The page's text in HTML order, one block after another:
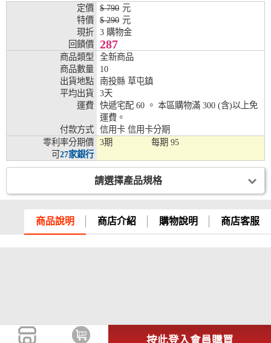
定價
$ 790 元
特價
$ 290 元
現折
3 購物金
回饋價
287
商品類型
全新商品
商品數量
10
出貨地點
南投縣 草屯鎮
平均出貨
3天
運費
快遞宅配 60 。 本區購物滿 300 (含)以上免
運費。
付款方式
信用卡 信用卡分期
零利率分期價
可27家銀行
3期 每期 95
請選擇產品規格
商品說明 商店介紹 購物說明 商店客服
按此登入會員購買
彰化銀行、上海銀行、富邦銀行、國泰世華、
台灣企銀、台中銀行、匯豐銀行、華泰銀行、
臺灣新光銀行、陽信銀行、聯邦銀行、遠東商
銀、元大銀行、永豐銀行、玉山銀行、凱基銀
行、星展銀行、台新銀行、安泰銀行、中國信
託、台灣樂天、三信商銀
兆豐銀行、合作金庫、第一銀行、華南銀行、
彰化銀行、上海銀行、富邦銀行、國泰世華、
台灣企銀、台中銀行、匯豐銀行、華泰銀行、
臺灣新光銀行、陽信銀行、聯邦銀行、遠東商
銀、元大銀行、永豐銀行、玉山銀行、凱基銀
行、星展銀行、台新銀行、安泰銀行、中國信
託、台灣樂天、三信商銀
兆豐銀行、合作金庫、第一銀行、華南銀行、
彰化銀行、上海銀行、富邦銀行、國泰世華、
臺灣新光銀行、陽信銀行、聯邦銀行、遠東商
銀、元大銀行、永豐銀行、玉山銀行、凱基銀
行、星展銀行、台新銀行、安泰銀行、中國信